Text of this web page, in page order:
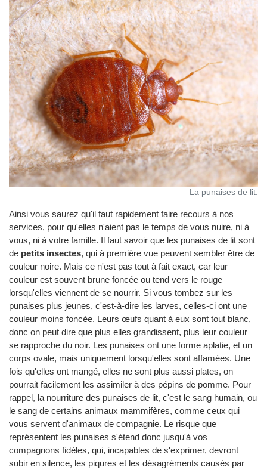
La punaises de lit.
Ainsi vous saurez qu'il faut rapidement faire recours à nos
services, pour qu'elles n'aient pas le temps de vous nuire, ni à
vous, ni à votre famille. Il faut savoir que les punaises de lit sont
de petits insectes, qui à première vue peuvent sembler être de
couleur noire. Mais ce n'est pas tout à fait exact, car leur
couleur est souvent brune foncée ou tend vers le rouge
lorsqu'elles viennent de se nourrir. Si vous tombez sur les
punaises plus jeunes, c'est-à-dire les larves, celles-ci ont une
couleur moins foncée. Leurs œufs quant à eux sont tout blanc,
donc on peut dire que plus elles grandissent, plus leur couleur
se rapproche du noir. Les punaises ont une forme aplatie, et un
corps ovale, mais uniquement lorsqu'elles sont affamées. Une
fois qu'elles ont mangé, elles ne sont plus aussi plates, on
pourrait facilement les assimiler à des pépins de pomme. Pour
rappel, la nourriture des punaises de lit, c'est le sang humain, ou
le sang de certains animaux mammifères, comme ceux qui
vous servent d'animaux de compagnie. Le risque que
représentent les punaises s'étend donc jusqu'à vos
compagnons fidèles, qui, incapables de s'exprimer, devront
subir en silence, les piqures et les désagréments causés par